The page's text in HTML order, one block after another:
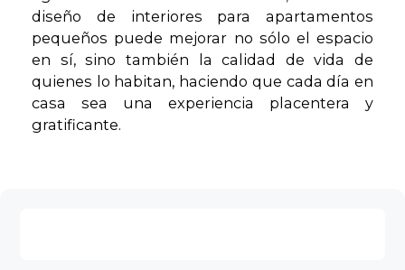
diseño de interiores para apartamentos
pequeños puede mejorar no sólo el espacio
en sí, sino también la calidad de vida de
quienes lo habitan, haciendo que cada día en
casa sea una experiencia placentera y
gratificante.